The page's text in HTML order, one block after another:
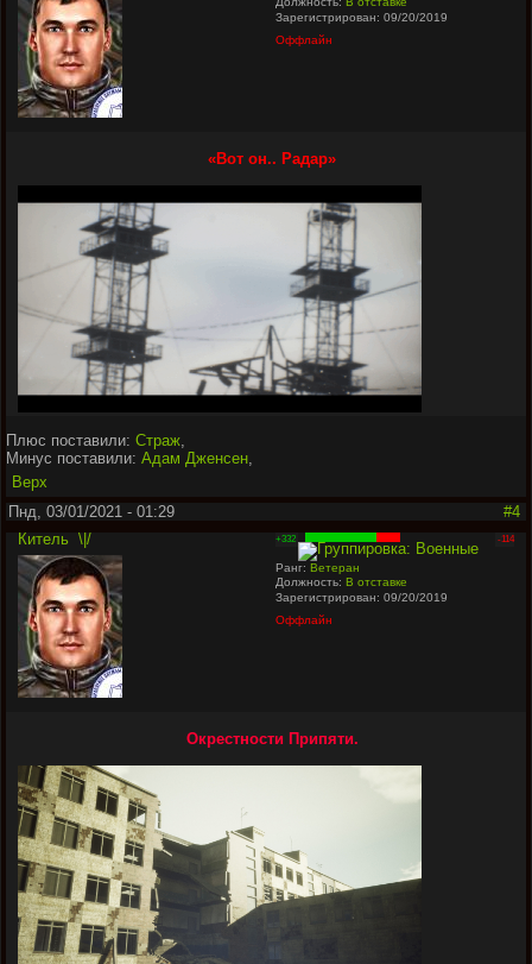
Зарегистрирован: 09/20/2019
Оффлайн
«Вот он.. Радар»
Плюс поставили: Страж,
Минус поставили: Адам Дженсен,
Верх
Пнд, 03/01/2021 - 01:29
#4
Китель \|/ +332 -114
Ранг:Ветеран
Должность:В отставке
Зарегистрирован: 09/20/2019
Оффлайн
Окрестности Припяти.